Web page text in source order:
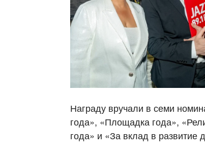
Награду вручали в семи
года», «Площадка года»,
года» и «За вклад в развитие